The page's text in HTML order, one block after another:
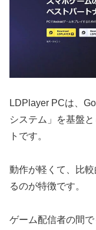
LDPlayer PCは、
システム」を基盤
トです。
動作が軽くて、比
るのが特徴です。
ゲーム配信者の間